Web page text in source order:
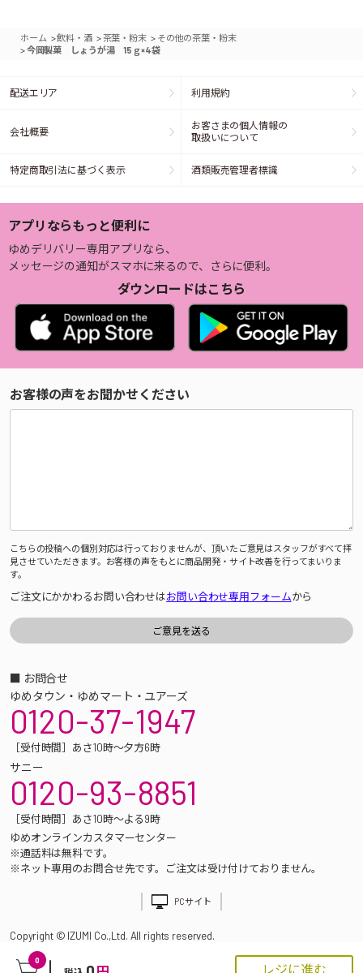
0
レジに進む
ホーム >飲料・酒 >茶葉・粉末 > その他の茶葉・粉末
>今岡製菓 しょうが湯 15ｇ×4袋
配送エリア 利用規約
会社概要
お客さまの個人情報の
取扱いについて
特定商取引法に基づく表示 酒類販売管理者標識
アプリならもっと便利に
ゆめデリバリー専用アプリなら、
メッセージの通知がスマホに来るので、さらに便利。
ダウンロードはこちら
お客様の声をお聞かせください
こちらの投稿への個別対応は行っておりませんが、頂いたご意見はスタッフがすべて拝
見させていただきます。お客様の声をもとに商品開発・サイト改善を行ってまいりま
す。
ご注文にかかわるお問い合わせはお問い合わせ専用フォームから
■ お問合せ
ゆめタウン・ゆめマート・ユアーズ
0120-37-1947
［受付時間］あさ10時～夕方6時
サニー
0120-93-8851
［受付時間］あさ10時～よる9時
ゆめオンラインカスタマーセンター
※通話料は無料です。
※ネット専用のお問合せ先です。ご注文は受け付けておりません。
PCサイト
Copyright © IZUMI Co.,Ltd. All rights reserved.